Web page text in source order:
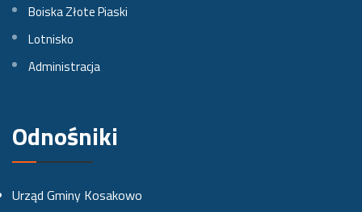
F
a
b
o
I
n
a
r
o
t
u
e
Boiska Złote Piaski
Lotnisko
Administracja
Odnośniki
Urząd Gminy Kosakowo